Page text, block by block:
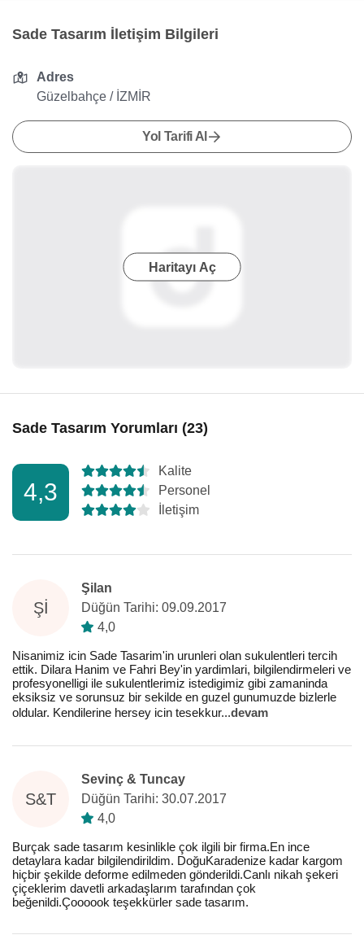
Sade Tasarım İletişim Bilgileri
Adres
Güzelbahçe / İZMİR
Yol Tarifi Al
Haritayı Aç
Sade Tasarım Yorumları (23)
4,3
Kalite
Personel
İletişim
ŞI
Şilan
Düğün Tarihi: 09.09.2017
4,0
Nisanimiz icin Sade Tasarim'in urunleri olan sukulentleri tercih
ettik. Dilara Hanim ve Fahri Bey'in yardimlari, bilgilendirmeleri ve
profesyonelligi ile sukulentlerimiz istedigimiz gibi zamaninda
eksiksiz ve sorunsuz bir sekilde en guzel gunumuzde bizlerle
oldular. Kendilerine hersey icin tesekkur...devam
S&T
Sevinç & Tuncay
Düğün Tarihi: 30.07.2017
4,0
Burçak sade tasarım kesinlikle çok ilgili bir firma.En ince
detaylara kadar bilgilendirildim. DoğuKaradenize kadar kargom
hiçbir şekilde deforme edilmeden gönderildi.Canlı nikah şekeri
çiçeklerim davetli arkadaşlarım tarafından çok
beğenildi.Çoooook teşekkürler sade tasarım.